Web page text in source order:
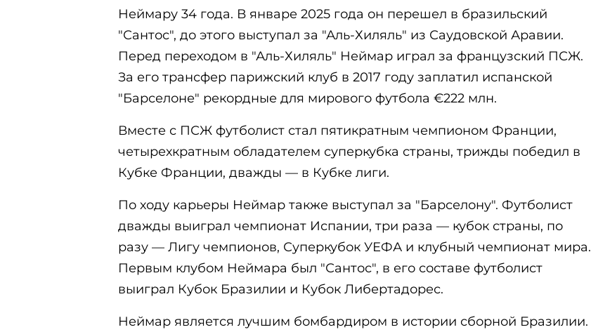
Неймару 34 года. В январе 2025 года он перешел в бразильский
"Сантос", до этого выступал за "Аль-Хиляль" из Саудовской Аравии.
Перед переходом в "Аль-Хиляль" Неймар играл за французский ПСЖ.
За его трансфер парижский клуб в 2017 году заплатил испанской
"Барселоне" рекордные для мирового футбола €222 млн.
Вместе с ПСЖ футболист стал пятикратным чемпионом Франции,
четырехкратным обладателем суперкубка страны, трижды победил в
Кубке Франции, дважды — в Кубке лиги.
По ходу карьеры Неймар также выступал за "Барселону". Футболист
дважды выиграл чемпионат Испании, три раза — кубок страны, по
разу — Лигу чемпионов, Суперкубок УЕФА и клубный чемпионат мира.
Первым клубом Неймара был "Сантос", в его составе футболист
выиграл Кубок Бразилии и Кубок Либертадорес.
Неймар является лучшим бомбардиром в истории сборной Бразилии.